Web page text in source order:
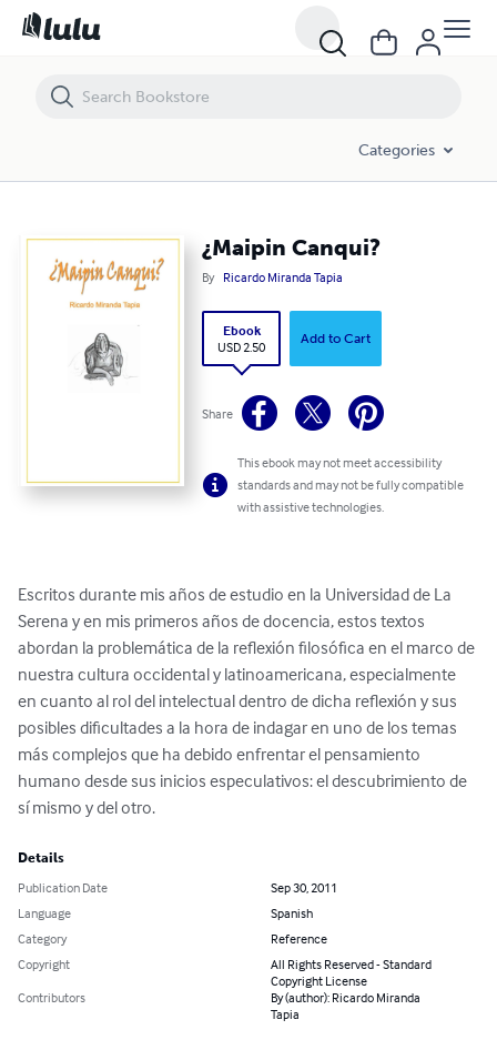
Categories
¿Maipin Canqui?
By Ricardo Miranda Tapia
Ebook
USD 2.50
Add to Cart
Share
This ebook may not meet accessibility
standards and may not be fully compatible
with assistive technologies.
Escritos durante mis años de estudio en la Universidad de La
Serena y en mis primeros años de docencia, estos textos
abordan la problemática de la reflexión filosófica en el marco de
nuestra cultura occidental y latinoamericana, especialmente
en cuanto al rol del intelectual dentro de dicha reflexión y sus
posibles dificultades a la hora de indagar en uno de los temas
más complejos que ha debido enfrentar el pensamiento
humano desde sus inicios especulativos: el descubrimiento de
sí mismo y del otro.
Details
Publication Date
Sep 30, 2011
Language
Spanish
Category
Reference
Copyright
All Rights Reserved - Standard
Copyright License
Contributors
By (author): Ricardo Miranda
Tapia
¿Maipin Canqui?